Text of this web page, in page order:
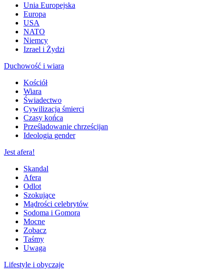
Unia Europejska
Europa
USA
NATO
Niemcy
Izrael i Żydzi
Duchowość i wiara
Kościół
Wiara
Świadectwo
Cywilizacja śmierci
Czasy końca
Prześladowanie chrześcijan
Ideologia gender
Jest afera!
Skandal
Afera
Odlot
Szokujące
Mądrości celebrytów
Sodoma i Gomora
Mocne
Zobacz
Taśmy
Uwaga
Lifestyle i obyczaje